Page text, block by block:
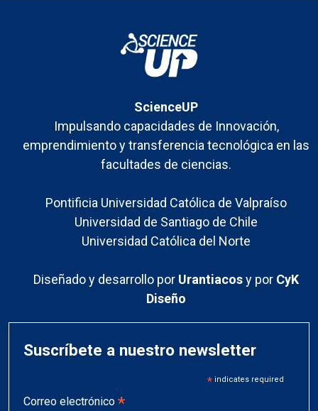
ScienceUP
Impulsando capacidades de Innovación,
emprendimiento y transferencia tecnológica en las
facultades de ciencias.
Pontificia Universidad Católica de Valpraíso
Universidad de Santiago de Chile
Universidad Católica del Norte
Diseñado y desarrollo por Urantiacosy por CyK
Diseño
Suscríbete a nuestro newsletter
*indicates required
Correo electrónico *